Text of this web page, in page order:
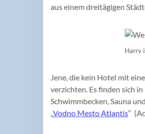
aus einem dreitägigen
Harry
Jene, die kein Hotel mit
verzichten. Es finden sich
Schwimmbecken, Sauna
Vodno Mesto Atlantis“